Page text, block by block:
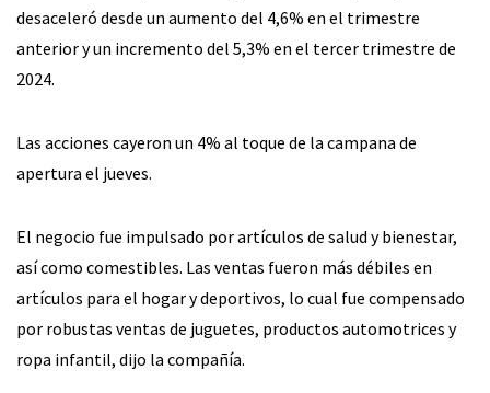
desaceleró desde un aumento del 4,6% en el trimestre
anterior y un incremento del 5,3% en el tercer trimestre de
2024.
Las acciones cayeron un 4% al toque de la campana de
apertura el jueves.
El negocio fue impulsado por artículos de salud y bienestar,
así como comestibles. Las ventas fueron más débiles en
artículos para el hogar y deportivos, lo cual fue compensado
por robustas ventas de juguetes, productos automotrices y
ropa infantil, dijo la compañía.